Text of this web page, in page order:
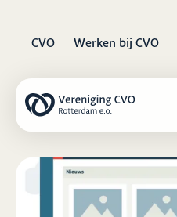
CVO Werken bij CVO